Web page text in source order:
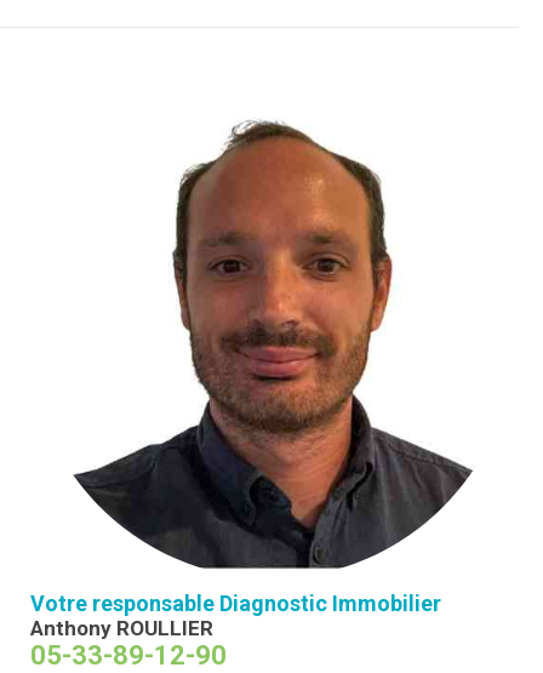
Votre responsable Diagnostic Immobilier
Anthony ROULLIER
05-33-89-12-90